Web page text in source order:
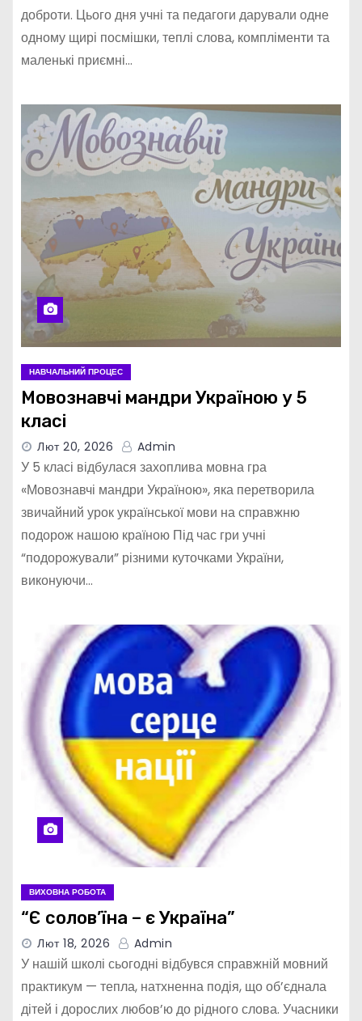
доброти. Цього дня учні та педагоги дарували одне
одному щирі посмішки, теплі слова, компліменти та
маленькі приємні…
НАВЧАЛЬНИЙ ПРОЦЕС
Мовознавчі мандри Україною у 5
класі
Лют 20, 2026 Admin
У 5 класі відбулася захоплива мовна гра
«Мовознавчі мандри Україною», яка перетворила
звичайний урок української мови на справжню
подорож нашою країною Під час гри учні
“подорожували” різними куточками України,
виконуючи…
ВИХОВНА РОБОТА
“Є солов’їна – є Україна”
Лют 18, 2026 Admin
У нашій школі сьогодні відбувся справжній мовний
практикум — тепла, натхненна подія, що об’єднала
дітей і дорослих любов’ю до рідного слова. Учасники